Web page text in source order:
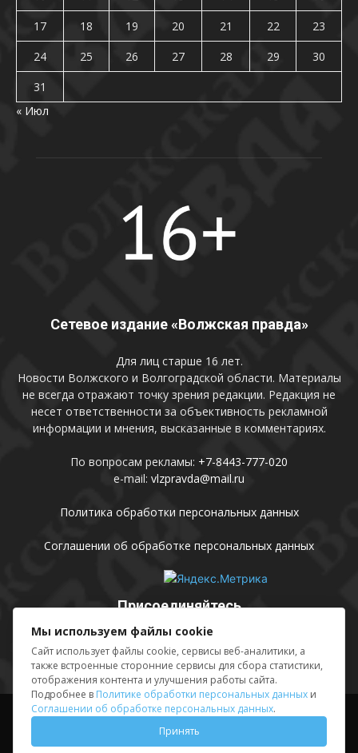
17
18 19 20 21 22
23
24
25 26 27 28 29
30
31
« Июл
Сетевое издание «Волжская правда»
Для лиц старше 16 лет.
Новости Волжского и Волгоградской области. Материалы
не всегда отражают точку зрения редакции. Редакция не
несет ответственности за объективность рекламной
информации и мнения, высказанные в комментариях.
По вопросам рекламы: +7-8443-777-020
e-mail: vlzpravda@mail.ru
Политика обработки персональных данных
Соглашении об обработке персональных данных
Присоединяйтесь
Выходные данные Sing in
© АМУ «Редакция газеты «Волжская правда», 2012-2026
Мы используем файлы cookie
Сайт использует файлы cookie, сервисы веб-аналитики, а
также встроенные сторонние сервисы для сбора статистики,
отображения контента и улучшения работы сайта.
Подробнее в Политике обработки персональных данных и
Соглашении об обработке персональных данных.
Принять